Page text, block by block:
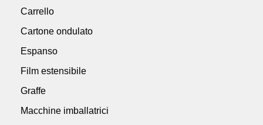
Carrello
Cartone ondulato
Espanso
Film estensibile
Graffe
Macchine imballatrici